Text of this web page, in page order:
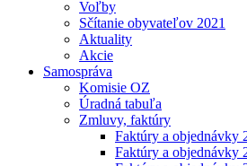
Voľby
Sčítanie obyvateľov 2021
Aktuality
Akcie
Samospráva
Komisie OZ
Úradná tabuľa
Zmluvy, faktúry
Faktúry a objednávky
Faktúry a objednávky